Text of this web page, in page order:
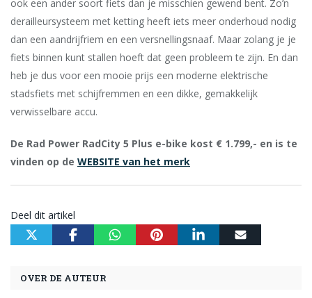
ook een ander soort fiets dan je misschien gewend bent. Zo’n
derailleursysteem met ketting heeft iets meer onderhoud nodig
dan een aandrijf­riem en een versnellingsnaaf. Maar zolang je je
fiets binnen kunt stallen hoeft dat geen probleem te zijn. En dan
heb je dus voor een mooie prijs een moderne elektrische
stadsfiets met schijfremmen en een dikke, gemakkelijk
verwisselbare accu.
De Rad Power RadCity 5 Plus e-bike kost € 1.799,- en is te
vinden op de WEBSITE van het merk
Deel dit artikel
OVER DE AUTEUR